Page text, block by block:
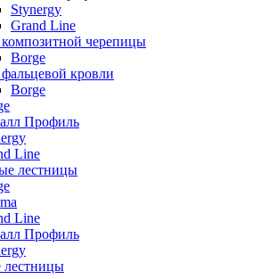
Stynergy
Grand Line
черепицы
Borge
кровли
Borge
Профиль
Line
лестницы
Line
Профиль
лестницы